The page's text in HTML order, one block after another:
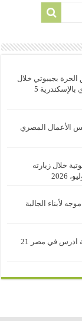
الحرة بجيبوتي خلال
بالإسكندرية 5
الأعمال المصري
خلال زيارته
لأبناء الجالية
ادرس في مصر
21